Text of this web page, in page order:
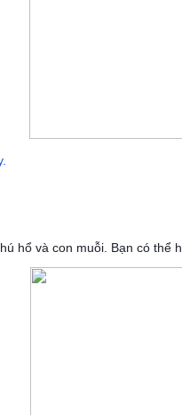
hổ và con muỗi. Bạn có thể